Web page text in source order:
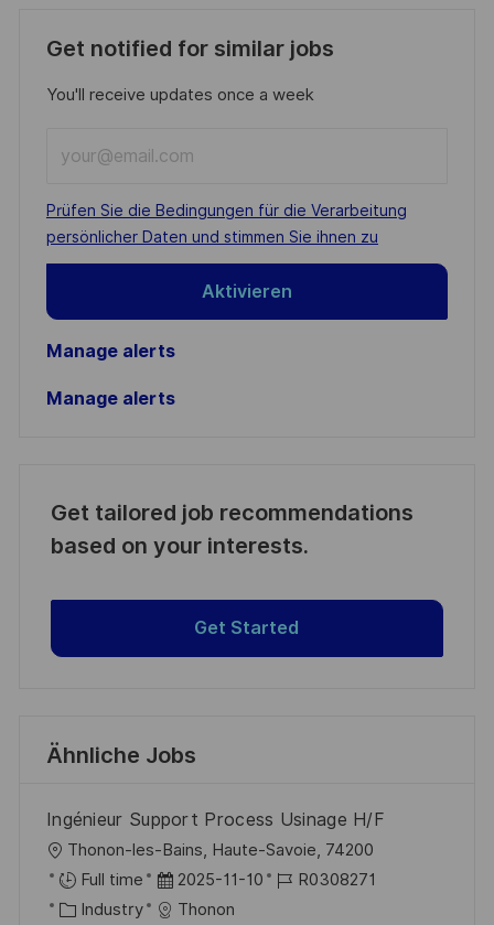
Get notified for similar jobs
You'll receive updates once a week
Email
address
(Required)
Required
Prüfen Sie die Bedingungen für die Verarbeitung
persönlicher Daten und stimmen Sie ihnen zu
Aktivieren
Manage alerts
Manage alerts
Get tailored job recommendations
based on your interests.
Get Started
Ähnliche Jobs
Ingénieur Support Process Usinage H/F
O
r
t
Thonon-les-Bains, Haute-Savoie, 74200
Full time
D
a
2025-11-10
J
R0308271
K
Industry
Thonon